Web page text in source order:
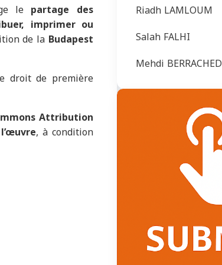
le partage des
imprimer ou
de la Budapest
droit de première
Attribution
, à condition
Riadh LAMLOUM
Salah FALHI
Mehdi BERRACHED